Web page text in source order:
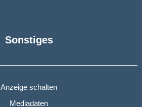
Sonstiges
Anzeige schalten
Mediadaten